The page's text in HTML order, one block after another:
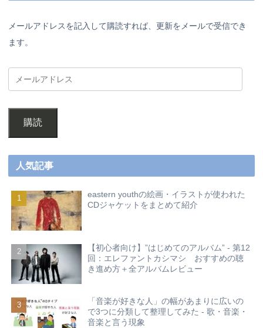
メールアドレスを記入して購読すれば、更新をメールで受信でき
ます。
購読
人気記事
eastern youthの絵画・イラストが使われた
CDジャケットをまとめて紹介
【初心者向け】”はじめてのアルバム” - 第12
回：エレファントカシマシ おすすめの聴
き進め方＋全アルバムレビュー
「音楽が好きな人」の幅があまりに広いの
で3つに分類して整理してみた - 歌・音楽・
音楽と言う現象